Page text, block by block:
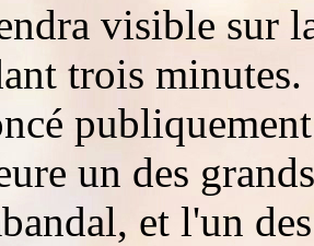
visible sur
trois
un des
et l'un